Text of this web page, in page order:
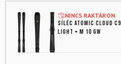
NINCS RAKTÁRON
Síléc ATOMIC CLOUD C9
LIGHT + M 10 GW